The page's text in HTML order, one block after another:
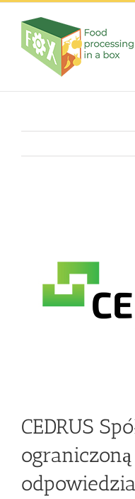
Skip
content
CEDRUS
ograniczoną